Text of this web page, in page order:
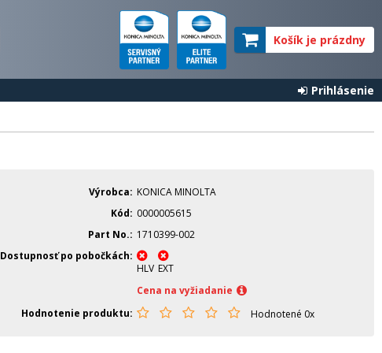
Košík je prázdny
Prihlásenie
Výrobca
KONICA MINOLTA
Kód
0000005615
Part No.
1710399-002
Dostupnosť po pobočkách
HLV EXT
Cena na vyžiadanie
Hodnotenie produktu
Hodnotené 0x